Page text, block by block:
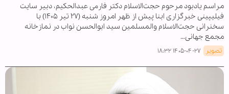
مراسم یادبود مرحوم حجت‌الاسلام دکتر فارمی عبدالحکیم، دبیر سایت
فیلیپینی خبرگزاری ابنا پیش از ظهر امروز شنبه (۲۷ تیر ۱۴۰۵) با
سخنرانی حجت‌الاسلام والمسلمین سید ابوالحسن نواب در نمازخانه
مجمع جهانی…
تصویر ۱۴۰۵-۰۴-۲۷ ۱۸:۳۲